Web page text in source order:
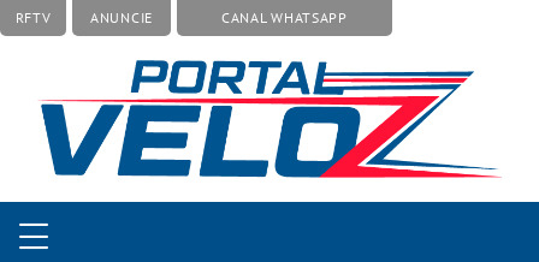
RFTV ANUNCIE CANAL WHATSAPP